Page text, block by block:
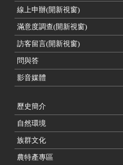
線上申辦(開新視窗)
滿意度調查(開新視窗)
訪客留言(開新視窗)
問與答
影音媒體
歷史簡介
自然環境
族群文化
農特產專區